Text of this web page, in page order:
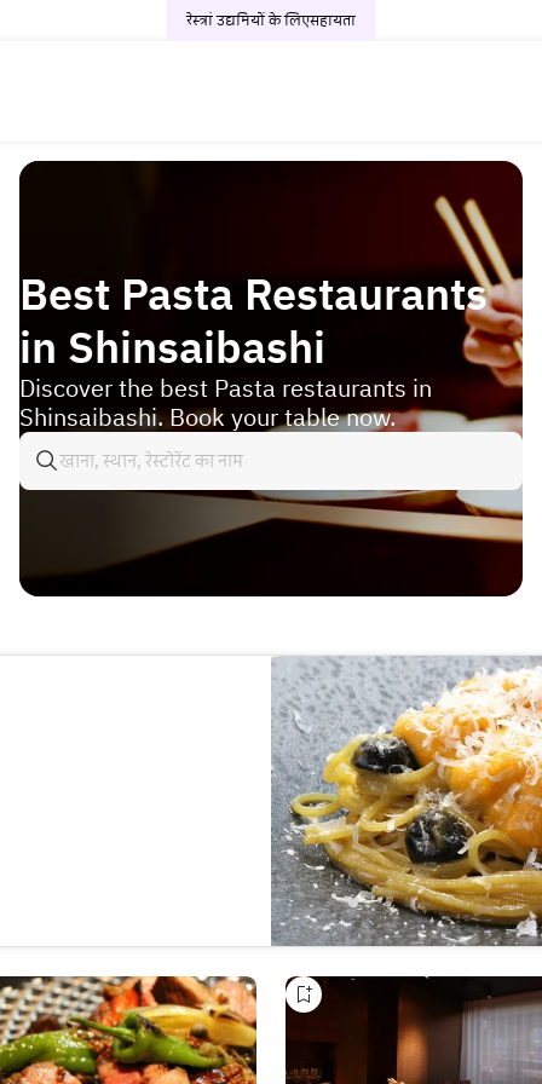
रेस्त्रां उद्यमियों के लिएसहायता
Best Pasta Restaurants
in Shinsaibashi
Discover the best Pasta restaurants in
Shinsaibashi. Book your table now.